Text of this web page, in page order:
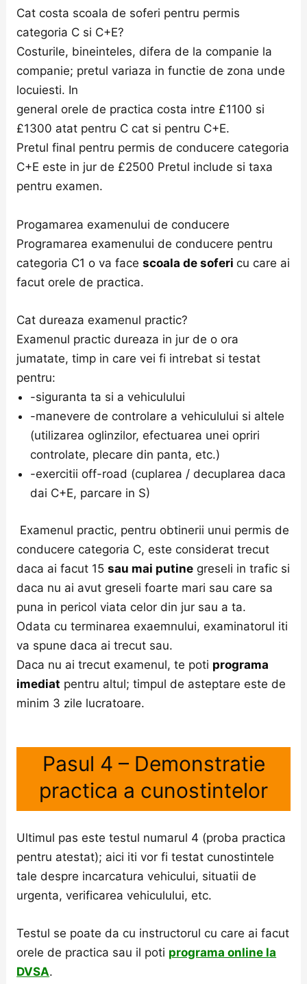
Cat costa scoala de soferi pentru permis
categoria C si C+E?
Costurile, bineinteles, difera de la companie la
companie; pretul variaza in functie de zona unde
locuiesti. In
general orele de practica costa intre £1100 si
£1300 atat pentru C cat si pentru C+E.
Pretul final pentru permis de conducere categoria
C+E este in jur de £2500 Pretul include si taxa
pentru examen.
Progamarea examenului de conducere
Programarea examenului de conducere pentru
categoria C1 o va facescoala de sofericu care ai
facut orele de practica.
Cat dureaza examenul practic?
Examenul practic dureaza in jur de o ora
jumatate, timp in care vei fi intrebat si testat
pentru:
-siguranta ta si a vehiculului
-manevere de controlare a vehiculului si altele
(utilizarea oglinzilor, efectuarea unei opriri
controlate, plecare din panta, etc.)
-exercitii off-road (cuplarea / decuplarea daca
dai C+E, parcare in S)
Examenul practic, pentru obtinerii unui permis de
conducere categoria C, este considerat trecut
daca ai facut 15sau mai putine greseli in trafic si
daca nu ai avut greseli foarte mari sau care sa
puna in pericol viata celor din jur sau a ta.
Odata cu terminarea exaemnului, examinatorul iti
va spune daca ai trecut sau.
Daca nu ai trecut examenul, te poti programa
imediat pentru altul; timpul de asteptare este de
minim 3 zile lucratoare.
Pasul 4 – Demonstratie
practica a cunostintelor
Ultimul pas este testul numarul 4 (proba practica
pentru atestat); aici iti vor fi testat cunostintele
tale despre incarcatura vehicului, situatii de
urgenta, verificarea vehiculului, etc.
Testul se poate da cu instructorul cu care ai facut
orele de practica sau il poti programa online la
DVSA.